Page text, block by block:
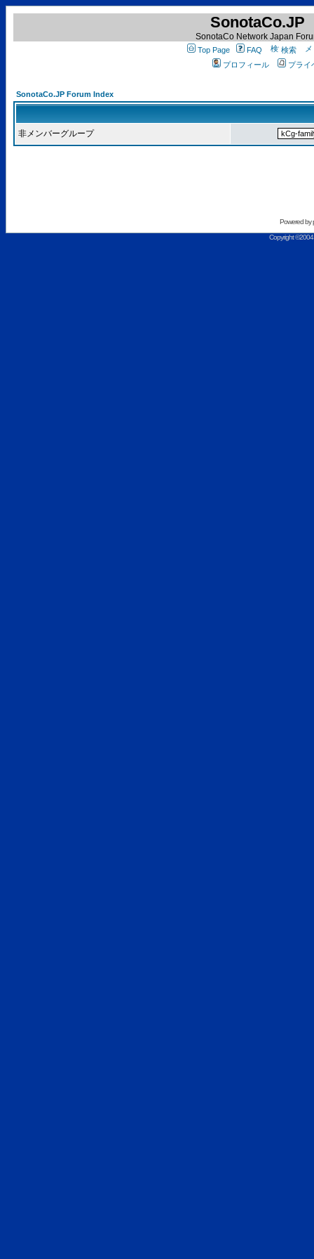
SonotaCo.JP
SonotaCo Network Japan
Top Page FAQ
検索
プロフィール
プライ
SonotaCo.JP Forum Index
非メンバーグループ
Powered by
Copyright ©2004